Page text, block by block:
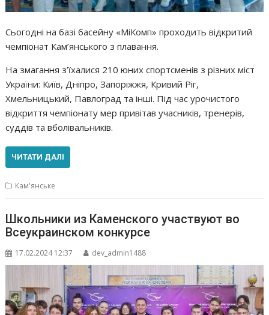
Сьогодні на базі басейну «МіКомп» проходить відкритий
чемпіонат Кам’янського з плавання.
На змагання з’їхалися 210 юних спортсменів з різних міст
України: Київ, Дніпро, Запоріжжя, Кривий Ріг,
Хмельницький, Павлоград та інші. Під час урочистого
відкриття чемпіонату мер привітав учасників, тренерів,
суддів та вболівальників.
ЧИТАТИ ДАЛІ
Кам'янське
Школьники из Каменского участвуют во
Всеукраинском конкурсе
17.02.2024 12:37 dev_admin1488